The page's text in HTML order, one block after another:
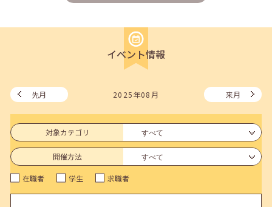
企業様向けセミナー「現場を巻き込む！人事のための『越境人材育
jobcafeからのお知らせ
7月のセミナー情報を公開いたしました。
メールカウンセリング、就職決定報告フォーム復旧いたしました。
2026年05月25日(月) jobcafeからのお知らせ
6月のセミナー情報を公開いたしました。
2026年05月01日(金) jobcafeからのお知らせ
連休前後（ゴールデンウィーク）のメールキャリア・アドバイス対応
についてのお知らせ
イベント情報
先月 2025年08月 来月
対象カテゴリ
開催方法
在職者 学生 求職者